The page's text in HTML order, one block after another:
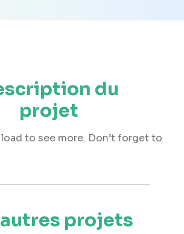
du
projet
to see more. Don’t forget to
autres projets